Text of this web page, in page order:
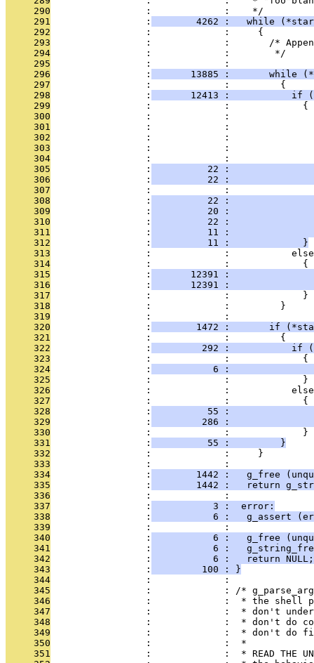
     290
                 :             :    */
     291
                 :
4262 :   while
     292
                 :             :     {
     293
:             :       /*
     294
                 :             :        */
     295
                 :             :
     296
                 :
13885 :       while
     297
                 :             :         {
     298
                 :
12413 :           if
     299
                 :             :             {
     300
:             :
     301
:             :
     302
:             :
     303
:             :
     304
                 :             :
     305
                 :
22 :
     306
                 :
22 :
     307
:             :
     308
                 :
22 :
     309
                 :
20 :
     310
                 :
22 :
     311
                 :
11 :
     312
                 :
          11 :             }
     313
                 :             :           else
     314
                 :             :             {
     315
                 :
12391 :
     316
                 :
12391 :
     317
                 :             :             }
     318
                 :             :         }
     319
                 :             :
     320
                 :
1472 :       if
     321
                 :             :         {
     322
                 :
292 :           if
     323
                 :             :             {
     324
                 :
6 :
     325
                 :             :             }
     326
                 :             :           else
     327
                 :             :             {
     328
                 :
55 :
     329
                 :
286 :
     330
                 :             :             }
     331
                 :
          55 :         }
     332
                 :             :     }
     333
                 :             :
     334
                 :
1442 :   g_free
     335
                 :
1442 :   return
     336
                 :             :
     337
                 :
           3 :  error:
     338
                 :
6 :   g_assert
     339
                 :             :
     340
                 :
6 :   g_free
     341
                 :
6 :
     342
                 :
           6 :   return NULL;
     343
                 :
         100 : }
     344
                 :             :
     345
:             : /*
     346
:             :  * the shell
     347
:             :  * don't
     348
:             :  * don't do
     349
:             :  * don't do
     350
                 :             :  *
     351
:             :  * READ THE